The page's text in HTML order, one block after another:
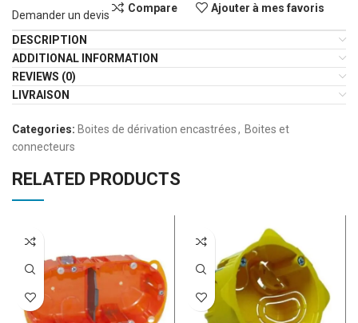
Demander un devis
Compare Ajouter à mes favoris
DESCRIPTION
ADDITIONAL INFORMATION
REVIEWS (0)
LIVRAISON
Categories: Boites de dérivation encastrées, Boites et
connecteurs
RELATED PRODUCTS